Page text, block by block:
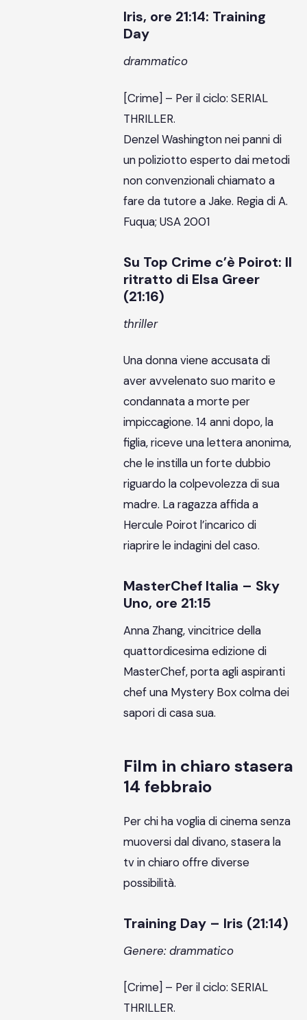
Iris, ore 21:14: Training
Day
drammatico
[Crime] – Per il ciclo: SERIAL
THRILLER.
Denzel Washington nei panni di
un poliziotto esperto dai metodi
non convenzionali chiamato a
fare da tutore a Jake. Regia di A.
Fuqua; USA 2001
Su Top Crime c’è Poirot: Il
ritratto di Elsa Greer
(21:16)
thriller
Una donna viene accusata di
aver avvelenato suo marito e
condannata a morte per
impiccagione. 14 anni dopo, la
figlia, riceve una lettera anonima,
che le instilla un forte dubbio
riguardo la colpevolezza di sua
madre. La ragazza affida a
Hercule Poirot l’incarico di
riaprire le indagini del caso.
MasterChef Italia – Sky
Uno, ore 21:15
Anna Zhang, vincitrice della
quattordicesima edizione di
MasterChef, porta agli aspiranti
chef una Mystery Box colma dei
sapori di casa sua.
Film in chiaro stasera
14 febbraio
Per chi ha voglia di cinema senza
muoversi dal divano, stasera la
tv in chiaro offre diverse
possibilità.
Training Day – Iris (21:14)
Genere: drammatico
[Crime] – Per il ciclo: SERIAL
THRILLER.